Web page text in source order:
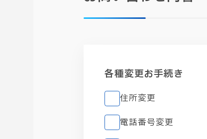
各種変更お手続き
住所変更
電話番号変更